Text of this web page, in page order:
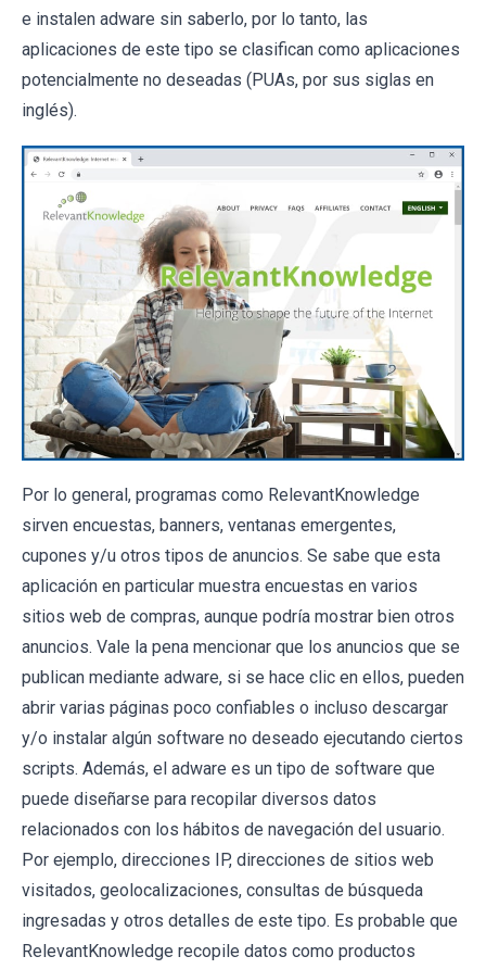
e instalen adware sin saberlo, por lo tanto, las
aplicaciones de este tipo se clasifican como aplicaciones
potencialmente no deseadas (PUAs, por sus siglas en
inglés).
Por lo general, programas como RelevantKnowledge
sirven encuestas, banners, ventanas emergentes,
cupones y/u otros tipos de anuncios. Se sabe que esta
aplicación en particular muestra encuestas en varios
sitios web de compras, aunque podría mostrar bien otros
anuncios. Vale la pena mencionar que los anuncios que se
publican mediante adware, si se hace clic en ellos, pueden
abrir varias páginas poco confiables o incluso descargar
y/o instalar algún software no deseado ejecutando ciertos
scripts. Además, el adware es un tipo de software que
puede diseñarse para recopilar diversos datos
relacionados con los hábitos de navegación del usuario.
Por ejemplo, direcciones IP, direcciones de sitios web
visitados, geolocalizaciones, consultas de búsqueda
ingresadas y otros detalles de este tipo. Es probable que
RelevantKnowledge recopile datos como productos